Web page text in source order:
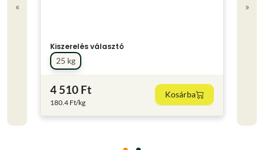
«
Kiszerelés választó
25 kg
4 510 Ft
180.4 Ft/kg
Kosárba
»